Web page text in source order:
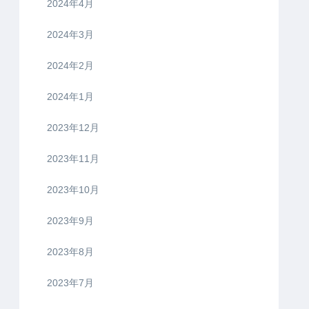
2024年4月
2024年3月
2024年2月
2024年1月
2023年12月
2023年11月
2023年10月
2023年9月
2023年8月
2023年7月